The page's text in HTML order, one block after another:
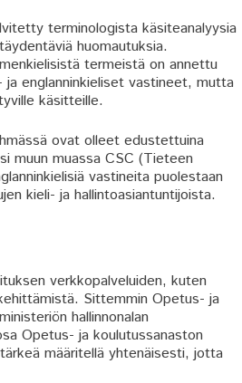
terminologista käsiteanalyysia
huomautuksia.
termeistä on annettu
englanninkieliset vastineet, mutta
käsitteille.
ovat olleet edustettuina
muun muassa CSC (Tieteen
vastineita puolestaan
kieli- ja hallintoasiantuntijoista.
verkkopalveluiden, kuten
Sittemmin Opetus- ja
hallinnonalan
Opetus- ja koulutussanaston
määritellä yhtenäisesti, jotta